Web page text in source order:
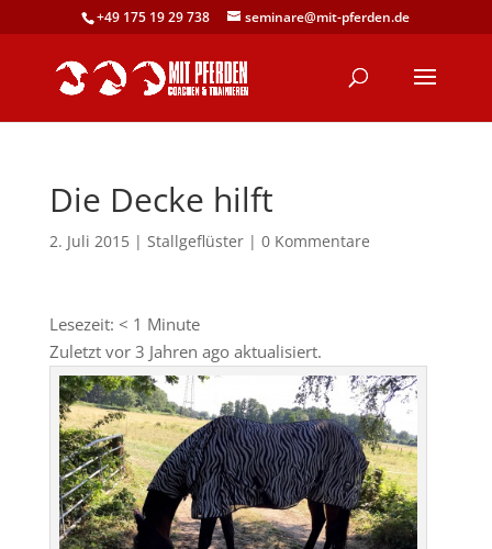
+49 175 19 29 738 seminare@mit-pferden.de
Die Decke hilft
2. Juli 2015| Stallgeflüster| 0 Kommentare
Lesezeit: < 1 Minute
Zuletzt vor 3 Jahren ago aktualisiert.